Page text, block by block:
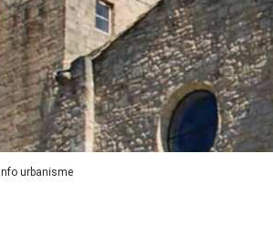
urbanisme